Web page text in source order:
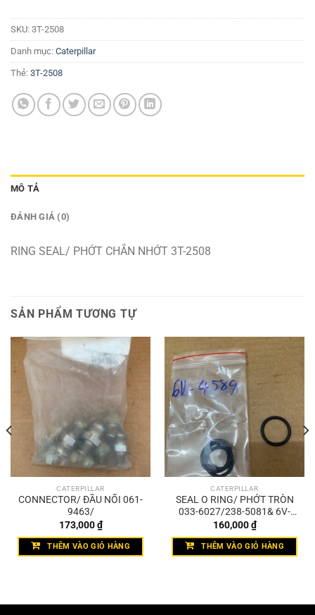
SKU: 3T-2508
Danh mục: Caterpillar
Thẻ: 3T-2508
MÔ TẢ
ĐÁNH GIÁ (0)
RING SEAL/ PHỚT CHẮN NHỚT 3T-2508
SẢN PHẨM TƯƠNG TỰ
CATERPILLAR
CONNECTOR/ ĐẦU NỐI 061-
9463/
173,000₫
THÊM VÀO GIỎ HÀNG
CATERPILLAR
SEAL O RING/ PHỚT TRÒN
033-6027/238-5081& 6V-
4589
160,000₫
THÊM VÀO GIỎ HÀNG